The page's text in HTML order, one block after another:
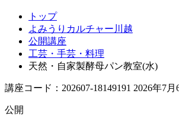
トップ
よみうりカルチャー川越
公開講座
工芸・手芸・料理
天然・自家製酵母パン教室(水)
講座コード：202607-18149191 2026年7
公開